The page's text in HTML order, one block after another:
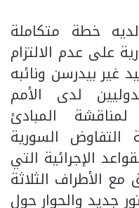
خطة متكاملة
على عدم الالتزام
غير بيدرسن ونائبه
لدى الأمم
المبادئ
التفاوض السورية
الإجرائية التي
الأطراف الثلاثة
جديد والحوار حول